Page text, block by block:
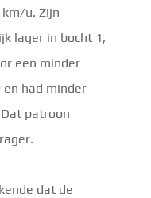
u. Zijn
lager in bocht 1,
een minder
en had minder
patroon
dat de